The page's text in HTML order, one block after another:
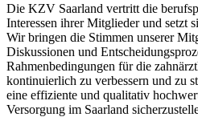
Die KZV Saarland vertritt die
Interessen ihrer Mitglieder und setzt
Wir bringen die Stimmen unserer
Diskussionen und
Rahmenbedingungen für die
kontinuierlich zu verbessern und zu
eine effiziente und qualitativ
Versorgung im Saarland